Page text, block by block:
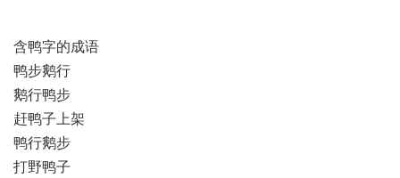
含鸭字的成语
鸭步鹅行
鹅行鸭步
赶鸭子上架
鸭行鹅步
打野鸭子